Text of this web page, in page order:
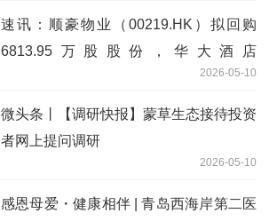
速讯：顺豪物业（00219.HK）拟回购
6813.95万股股份，华大酒店
2026-05-10
微头条丨【调研快报】蒙草生态接待投资
者网上提问调研
2026-05-10
感恩母爱・健康相伴 | 青岛西海岸第二医